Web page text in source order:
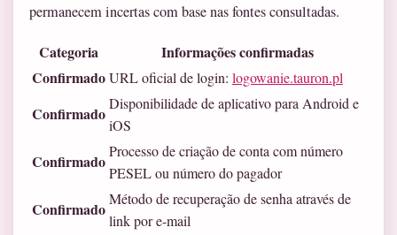
permanecem incertas com base nas fontes consultadas.
Categoria
Informações confirmadas
ConfirmadoURL oficial de login: logowanie.tauron.pl
Confirmado
Disponibilidade de aplicativo para Android e
iOS
Confirmado
Processo de criação de conta com número
PESEL ou número do pagador
Confirmado
Método de recuperação de senha através de
link por e-mail